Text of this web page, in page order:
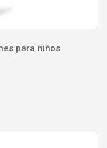
para niños